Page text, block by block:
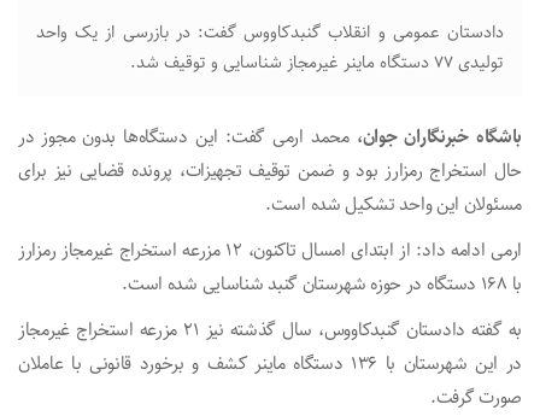
دادستان عمومی و انقلاب گنبدکاووس گفت: در بازرسی از یک واحد
تولیدی ۷۷ دستگاه ماینر غیرمجاز شناسایی و توقیف شد.
باشگاه خبرنگاران جوان،محمد ارمی گفت: این دستگاه‌ها بدون مجوز در
حال استخراج رمز‌ارز بود و ضمن توقیف تجهیزات، پرونده قضایی نیز برای
مسئولان این واحد تشکیل شده است.
ارمی ادامه داد: از ابتدای امسال تاکنون، ۱۲ مزرعه استخراج غیرمجاز رمز‌ارز
با ۱۶۸ دستگاه در حوزه شهرستان گنبد شناسایی شده است.
به گفته دادستان گنبدکاووس، سال گذشته نیز ۲۱ مزرعه استخراج غیرمجاز
در این شهرستان با ۱۳۶ دستگاه ماینر کشف و برخورد قانونی با عاملان
صورت گرفت.